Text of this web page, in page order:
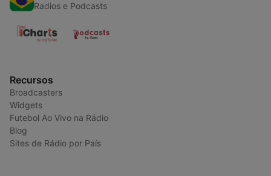
Radios e Podcasts
Recursos
Broadcasters
Widgets
Futebol Ao Vivo na Rádio
Blog
Sites de Rádio por País